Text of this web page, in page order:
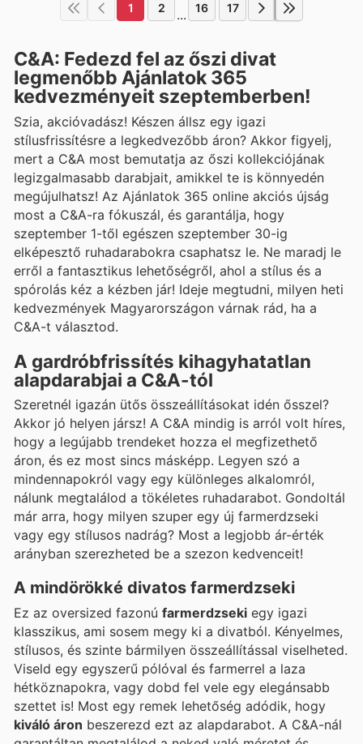
1 2 ... 16 17
C&A: Fedezd fel az őszi divat
legmenőbb Ajánlatok 365
kedvezményeit szeptemberben!
Szia, akcióvadász! Készen állsz egy igazi
stílusfrissítésre a legkedvezőbb áron? Akkor figyelj,
mert a C&A most bemutatja az őszi kollekciójának
legizgalmasabb darabjait, amikkel te is könnyedén
megújulhatsz! Az Ajánlatok 365 online akciós újság
most a C&A-ra fókuszál, és garantálja, hogy
szeptember 1-től egészen szeptember 30-ig
elképesztő ruhadarabokra csaphatsz le. Ne maradj le
erről a fantasztikus lehetőségről, ahol a stílus és a
spórolás kéz a kézben jár! Ideje megtudni, milyen heti
kedvezmények Magyarországon várnak rád, ha a
C&A-t választod.
A gardróbfrissítés kihagyhatatlan
alapdarabjai a C&A-tól
Szeretnél igazán ütős összeállításokat idén ősszel?
Akkor jó helyen jársz! A C&A mindig is arról volt híres,
hogy a legújabb trendeket hozza el megfizethető
áron, és ez most sincs másképp. Legyen szó a
mindennapokról vagy egy különleges alkalomról,
nálunk megtalálod a tökéletes ruhadarabot. Gondoltál
már arra, hogy milyen szuper egy új farmerdzseki
vagy egy stílusos nadrág? Most a legjobb ár-érték
arányban szerezheted be a szezon kedvenceit!
A mindörökké divatos farmerdzseki
Ez az oversized fazonú farmerdzseki egy igazi
klasszikus, ami sosem megy ki a divatból. Kényelmes,
stílusos, és szinte bármilyen összeállítással viselheted.
Viseld egy egyszerű pólóval és farmerrel a laza
hétköznapokra, vagy dobd fel vele egy elegánsabb
szettet is! Most egy remek lehetőség adódik, hogy
kiváló áron beszerezd ezt az alapdarabot. A C&A-nál